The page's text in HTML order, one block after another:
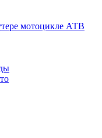
мотоцикле АТВ